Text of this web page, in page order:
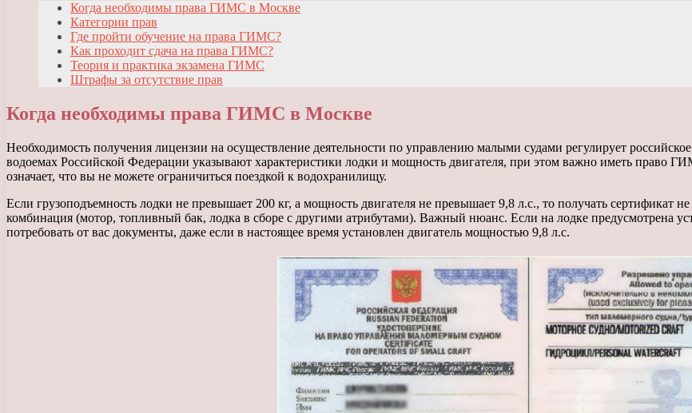
Когда необходимы права ГИМС в Москве
Категории прав
Где пройти обучение на права ГИМС?
Как проходит сдача на права ГИМС?
Теория и практика экзамена ГИМС
Штрафы за отсутствие прав
Когда необходимы права ГИМС в Москве
Необходимость получения лицензии на осуществление деятельности по управлению малыми судами регулирует
водоемах Российской Федерации указывают характеристики лодки и мощность двигателя, при этом важно иметь право
означает, что вы не можете ограничиться поездкой к водохранилищу.
Если грузоподъемность лодки не превышает 200 кг, а мощность двигателя не превышает 9,8 л.с., то получать сертификат
комбинация (мотор, топливный бак, лодка в сборе с другими атрибутами). Важный нюанс. Если на лодке предусмотрена
потребовать от вас документы, даже если в настоящее время установлен двигатель мощностью 9,8 л.с.